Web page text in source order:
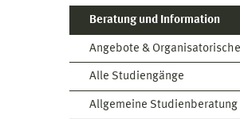
Beratung und Information
Angebote &
Alle Studiengänge
Allgemeine Studienberatung